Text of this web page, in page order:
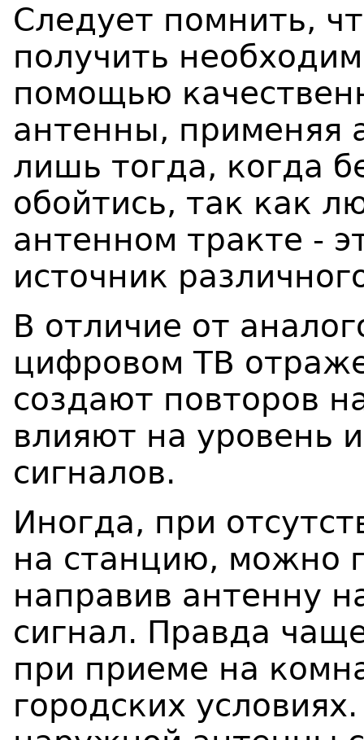
Следует помнить,
получить
помощью
антенны, применяя
лишь тогда, когда
обойтись, так как
антенном тракте -
источник
В отличие от
цифровом ТВ
создают повторов
влияют на уровень
сигналов.
Иногда, при
на станцию, можно
направив антенну
сигнал. Правда
при приеме на
городских